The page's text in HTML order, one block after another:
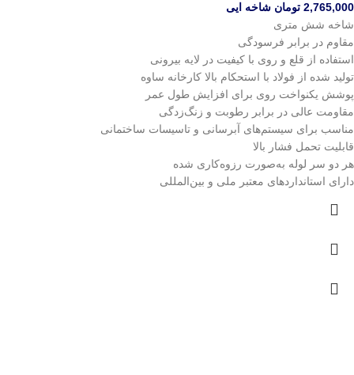
2,765,000 تومان شاخه ایی
شاخه شش متری
مقاوم در برابر فرسودگی
استفاده از قلع و روی با کیفیت در لایه بیرونی
تولید شده از فولاد با استحکام بالا کارخانه ساوه
پوشش یکنواخت روی برای افزایش طول عمر
مقاومت عالی در برابر رطوبت و زنگ‌زدگی
مناسب برای سیستم‌های آبرسانی و تاسیسات ساختمانی
قابلیت تحمل فشار بالا
هر دو سر لوله به‌صورت رزوه‌کاری شده
دارای استانداردهای معتبر ملی و بین‌المللی